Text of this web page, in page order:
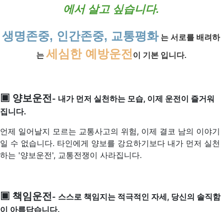
에서 살고 싶습니다.
생명존중, 인간존중, 교통평화는 서로를 배려하
는 세심한 예방운전 이 기본 입니다.
▣ 양보운전- 내가 먼저 실천하는 모습, 이제 운전이 즐거워
집니다.
언제 일어날지 모르는 교통사고의 위험, 이제 결코 남의 이야기
일 수 없습니다. 타인에게 양보를 강요하기보다 내가 먼저 실천
하는 '양보운전', 교통전쟁이 사라집니다.
▣ 책임운전- 스스로 책임지는 적극적인 자세, 당신의 솔직함
이 아름답습니다.